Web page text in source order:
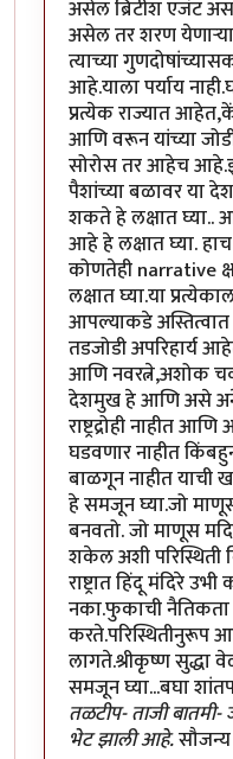
असेल ब्रिटीश एजंट
असेल तर शरण
त्याच्या
आहे.याला पर्याय
प्रत्येक राज्यात
आणि वरून यांच्या
सोरोस तर आहेच
पैशांच्या बळावर या
शकते हे लक्षात घ्या..
आहे हे लक्षात घ्या.
कोणतेही narrative
लक्षात घ्या.या
आपल्याकडे अस्तित्वात
तडजोडी अपरिहार्य
आणि नवरत्ने,अशोक
देशमुख हे आणि असे
राष्ट्रद्रोही नाहीत
घडवणार नाहीत
बाळगून नाहीत याची
हे समजून घ्या.जो
बनवतो. जो माणूस
शकेल अशी परिस्थिती
राष्ट्रात हिंदू मंदिरे
नका.फुकाची नैतिकता
करते.परिस्थितीनुरूप
लागते.श्रीकृष्ण सुद्धा
समजून घ्या...बघा
तळटीप- ताजी
भेट झाली आहे.सौजन्य